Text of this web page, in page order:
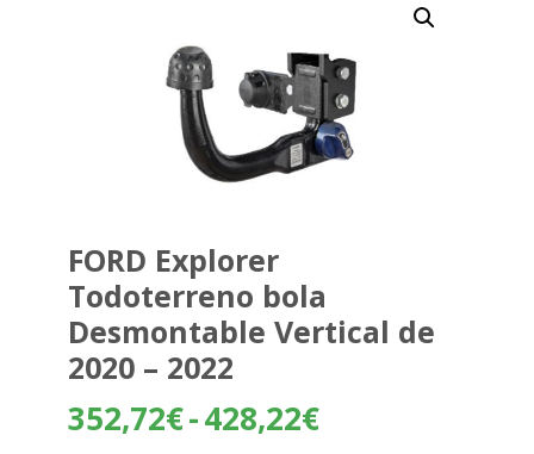
FORD Explorer
Todoterreno bola
Desmontable Vertical de
2020 – 2022
352,72€-428,22€Rango